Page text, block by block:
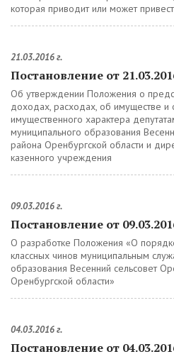
которая приводит или может
21.03.2016 г.
Постановление от
Об утверждении Положения о
доходах, расходах, об имуществе и
имущественного характера
муниципального образования
района Оренбургской области и
казенного учреждения
09.03.2016 г.
Постановление от
О разработке Положения «О
классных чинов муниципальным
образования Весенний сельсовет
Оренбургской области»
04.03.2016 г.
Постановление от